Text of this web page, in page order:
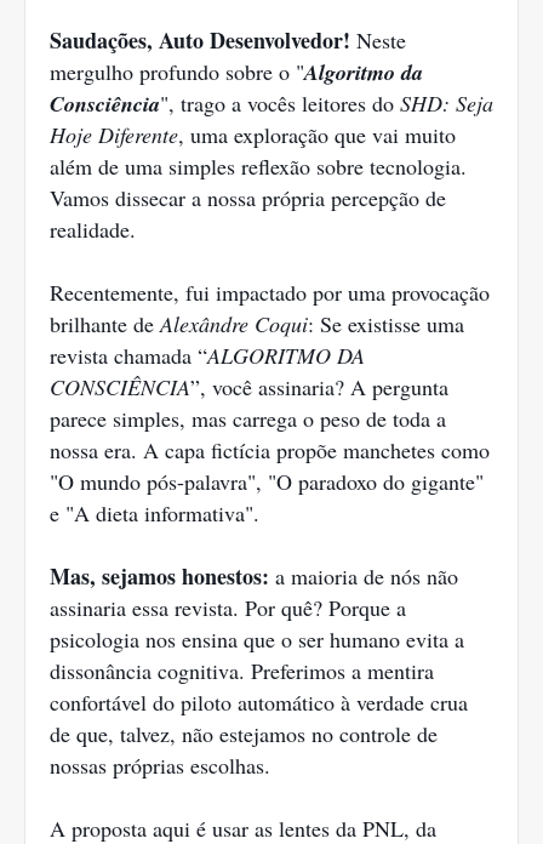
Saudações, Auto Desenvolvedor! Neste
mergulho profundo sobre o "Algoritmo da
Consciência", trago a vocês leitores do SHD: Seja
Hoje Diferente, uma exploração que vai muito
além de uma simples reflexão sobre tecnologia.
Vamos dissecar a nossa própria percepção de
realidade.
Recentemente, fui impactado por uma provocação
brilhante deAlexândre Coqui: Se existisse uma
revista chamada “ALGORITMO DA
CONSCIÊNCIA”, você assinaria? A pergunta
parece simples, mas carrega o peso de toda a
nossa era. A capa fictícia propõe manchetes como
"O mundo pós-palavra", "O paradoxo do gigante"
e "A dieta informativa".
Mas, sejamos honestos: a maioria de nós não
assinaria essa revista. Por quê? Porque a
psicologia nos ensina que o ser humano evita a
dissonância cognitiva. Preferimos a mentira
confortável do piloto automático à verdade crua
de que, talvez, não estejamos no controle de
nossas próprias escolhas.
A proposta aqui é usar as lentes da PNL, da